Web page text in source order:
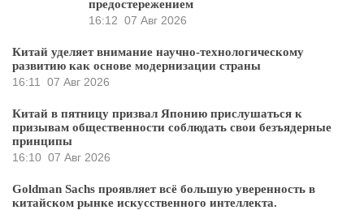
предостережением
16:12 07 Авг 2026
Китай уделяет внимание научно-технологическому
развитию как основе модернизации страны
16:11
07 Авг 2026
Китай в пятницу призвал Японию прислушаться к
призывам общественности соблюдать свои безъядерные
принципы
16:10 07 Авг 2026
Goldman Sachs проявляет всё большую уверенность в
китайском рынке искусственного интеллекта.